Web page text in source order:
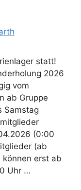
statt!
2026
vom
ab Gruppe
Samstag
(0:00
(ab
können erst ab
Uhr …